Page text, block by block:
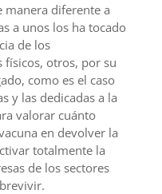
manera diferente a
a unos los ha tocado
de los
físicos, otros, por su
como es el caso
y las dedicadas a la
valorar cuánto
en devolver la
totalmente la
de los sectores